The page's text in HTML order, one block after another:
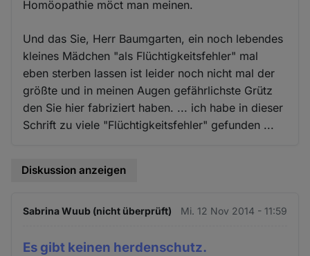
Homöopathie möct man meinen.
Und das Sie, Herr Baumgarten, ein noch lebendes
kleines Mädchen "als Flüchtigkeitsfehler" mal
eben sterben lassen ist leider noch nicht mal der
größte und in meinen Augen gefährlichste Grütz
den Sie hier fabriziert haben. ... ich habe in dieser
Schrift zu viele "Flüchtigkeitsfehler" gefunden ...
Diskussion anzeigen
Sabrina Wuub (nicht überprüft) Mi. 12 Nov 2014 - 11:59
Es gibt keinen herdenschutz.